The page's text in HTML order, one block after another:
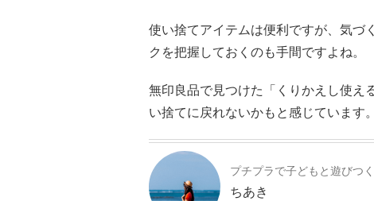
使い捨てアイテムは便利ですが、気づ
クを把握しておくのも手間ですよね。
無印良品で見つけた「くりかえし使え
い捨てに戻れないかもと感じています
プチプラで子どもと遊びつ
ちあき